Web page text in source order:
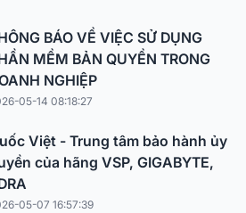
BÁO VỀ VIỆC SỬ DỤNG
MỀM BẢN QUYỀN TRONG
NGHIỆP
05-14 08:18:27
Việt - Trung tâm bảo hành ủy
của hãng VSP, GIGABYTE,
05-07 16:57:39